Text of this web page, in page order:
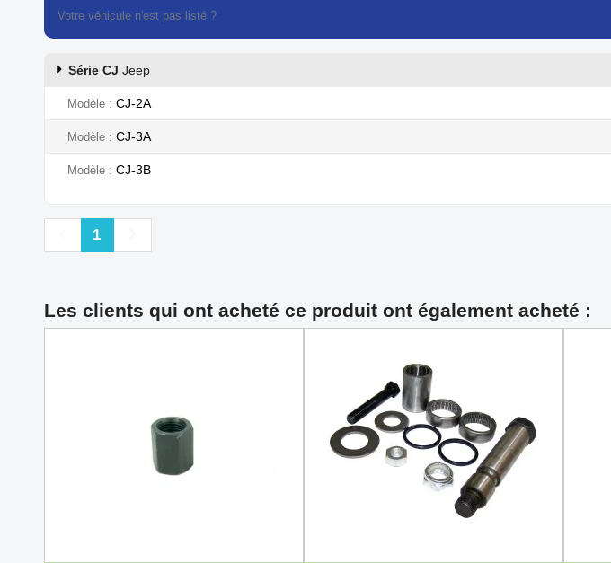
Votre véhicule n'est pas listé ?
Série CJ Jeep
Modèle CJ-2A
Modèle CJ-3A
Modèle CJ-3B
Précédent
1
Les clients qui ont acheté ce produit ont également acheté :